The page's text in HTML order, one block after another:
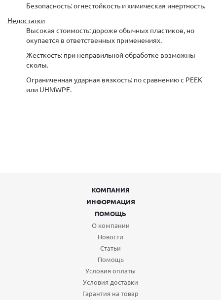
Безопасность: огнестойкость и химическая инертность.
Недостатки
Высокая стоимость: дороже обычных пластиков, но
окупается в ответственных применениях.
Жесткость: при неправильной обработке возможны
сколы.
Ограниченная ударная вязкость: по сравнению с PEEK
или UHMWPE.
КОМПАНИЯ
ИНФОРМАЦИЯ
ПОМОЩЬ
О компании
Новости
Статьи
Помощь
Условия оплаты
Условия доставки
Гарантия на товар